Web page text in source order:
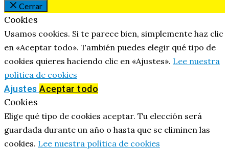
Cerrar
Cookies
Usamos cookies. Si te parece bien, simplemente haz clic
en «Aceptar todo». También puedes elegir qué tipo de
cookies quieres haciendo clic en «Ajustes». Lee nuestra
política de cookies
Ajustes Aceptar todo
Cookies
Elige qué tipo de cookies aceptar. Tu elección será
guardada durante un año o hasta que se eliminen las
cookies. Lee nuestra política de cookies